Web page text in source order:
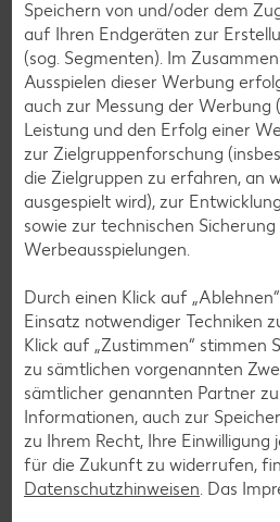
Bowle-Rezepte
Cocktail-Rezepte
Avocado-Rezepte
Erdbeer-Rezepte
Blaubeer-Rezepte
Bananen-Rezepte
Zurück zu allen
Speichern von und/oder dem
auf Ihren Endgeräten zur
(sog. Segmenten). Im
Ausspielen dieser Werbung
auch zur Messung der Werbung
Leistung und den Erfolg einer
zur Zielgruppenforschung
die Zielgruppen zu erfahren, an
ausgespielt wird), zur
sowie zur technischen
Werbeausspielungen.
Durch einen Klick auf
Einsatz notwendiger Techniken
Klick auf „Zustimmen“ stimmen
zu sämtlichen vorgenannten
sämtlicher genannten Partner
Informationen, auch zur
zu Ihrem Recht, Ihre
für die Zukunft zu widerrufen,
Datenschutzhinweisen . Das